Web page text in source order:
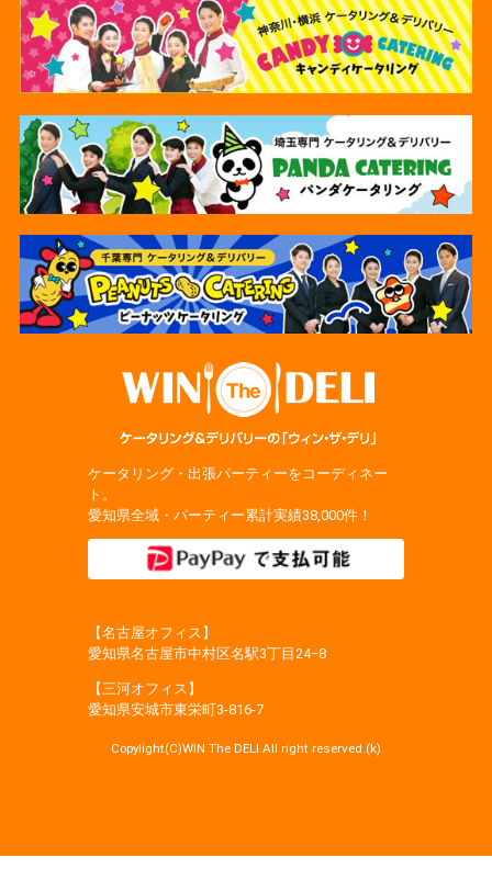
ケータリング・出張パーティーをコーディネー
ト。
愛知県全域・パーティー累計実績38,000件！
【名古屋オフィス】
愛知県名古屋市中村区名駅3丁目24−8
【三河オフィス】
愛知県安城市東栄町3‐816‐7
Copylight(C)WIN The DELI All right reserved.(k)